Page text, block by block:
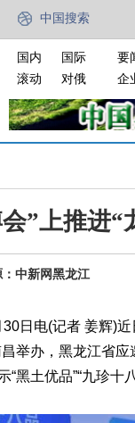
中国搜索
国内
国际
滚动
对俄
要
企
”上推进“
：中新网黑龙江
电(记者 姜辉)近
举办，黑龙江省
黑土优品”“九珍十